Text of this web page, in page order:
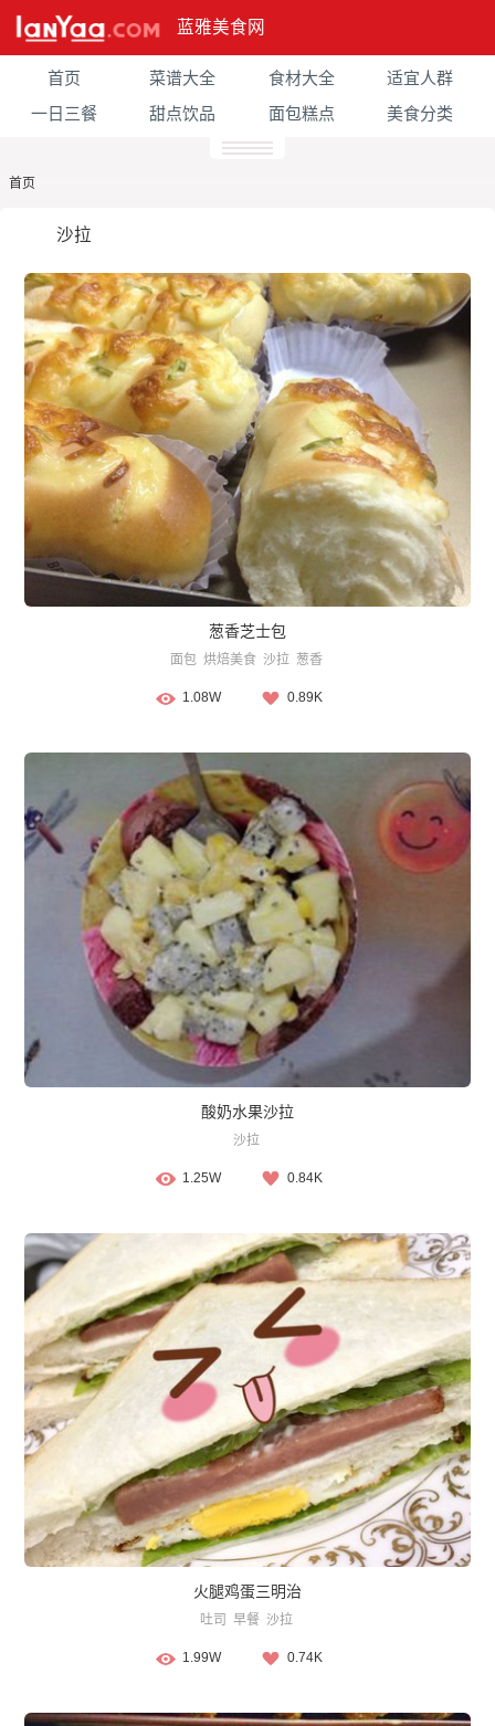
蓝雅美食网
首页 菜谱大全 食材大全
适宜人群
一日三餐
甜点饮品 面包糕点 美食分类
首页
沙拉
葱香芝士包
面包 烘焙美食 沙拉 葱香
1.08W 0.89K
酸奶水果沙拉
沙拉
1.25W 0.84K
火腿鸡蛋三明治
吐司 早餐 沙拉
1.99W 0.74K